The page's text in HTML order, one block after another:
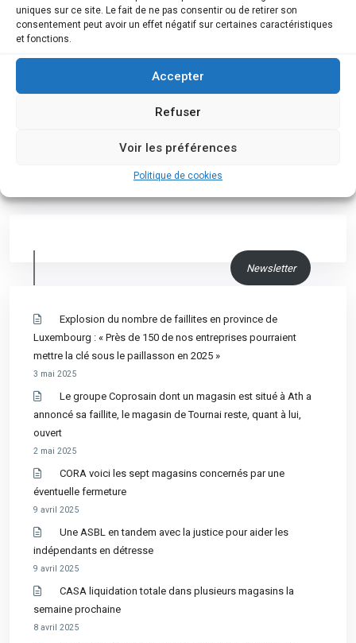
uniques sur ce site. Le fait de ne pas consentir ou de retirer son
consentement peut avoir un effet négatif sur certaines caractéristiques
et fonctions.
Accepter
Refuser
Voir les préférences
Politique de cookies
dans le secteur de la
construction
Newsletter
Explosion du nombre de faillites en province de
Luxembourg : « Près de 150 de nos entreprises pourraient
mettre la clé sous le paillasson en 2025 »
3 mai 2025
Le groupe Coprosain dont un magasin est situé à Ath a
annoncé sa faillite, le magasin de Tournai reste, quant à lui,
ouvert
2 mai 2025
CORA voici les sept magasins concernés par une
éventuelle fermeture
9 avril 2025
Une ASBL en tandem avec la justice pour aider les
indépendants en détresse
9 avril 2025
CASA liquidation totale dans plusieurs magasins la
semaine prochaine
8 avril 2025